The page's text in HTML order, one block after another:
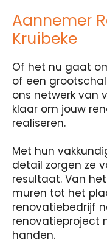
Aannemer
Kruibeke
Of het nu gaat
of een
ons netwerk van
klaar om jouw
realiseren.
Met hun
detail zorgen ze
resultaat. Van
muren tot het
renovatiebedrijf
renovatieproject
handen.